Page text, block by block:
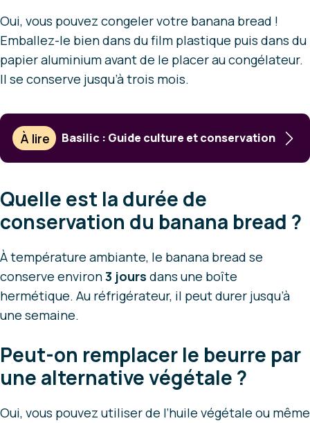
Oui, vous pouvez congeler votre banana bread !
Emballez-le bien dans du film plastique puis dans du
papier aluminium avant de le placer au congélateur.
Il se conserve jusqu’à trois mois.
À lire Basilic : Guide culture et conservation
Quelle est la durée de
conservation du banana bread ?
À température ambiante, le banana bread se
conserve environ3 jours dans une boîte
hermétique. Au réfrigérateur, il peut durer jusqu’à
une semaine.
Peut-on remplacer le beurre par
une alternative végétale ?
Oui, vous pouvez utiliser de l’huile végétale ou même